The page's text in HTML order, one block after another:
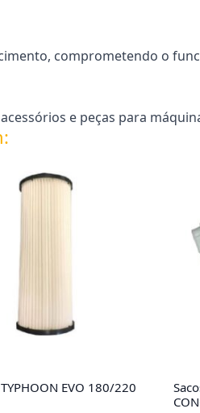
comprometendo o
e peças para
EVO 180/220